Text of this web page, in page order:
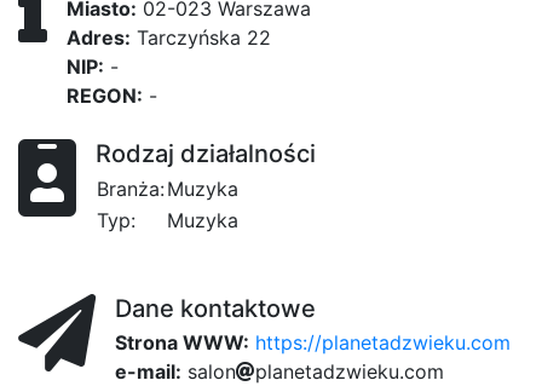
Miasto: 02-023 Warszawa
Adres: Tarczyńska 22
NIP: -
REGON: -
Rodzaj działalności
Branża:Muzyka
Typ:
Muzyka
Dane kontaktowe
Strona WWW: https://planetadzwieku.com
e-mail: salon6ffba8
plan4a0
etadzwieku.cob5
m